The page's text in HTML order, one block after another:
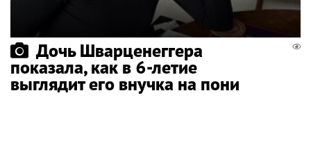
Дочь Шварценеггера
показала, как в 6-летие
выглядит его внучка на пони